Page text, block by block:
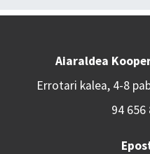
Aiaraldea
Errotari kalea, 4-8
94 656